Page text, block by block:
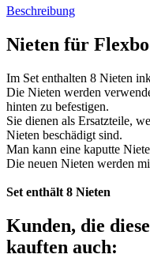
Beschreibung
Nieten für
Im Set enthalten 8 Nieten
Die Nieten werden
hinten zu befestigen.
Sie dienen als Ersatzteile,
Nieten beschädigt sind.
Man kann eine kaputte
Die neuen Nieten werden
Set enthält 8 Nieten
Kunden, die
kauften auch: